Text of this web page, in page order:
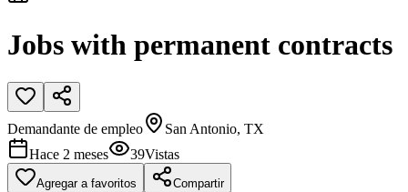
Jobs with permanent contracts
Demandante de empleo
San Antonio, TX
Hace 2 meses
39Vistas
Agregar a favoritos Compartir